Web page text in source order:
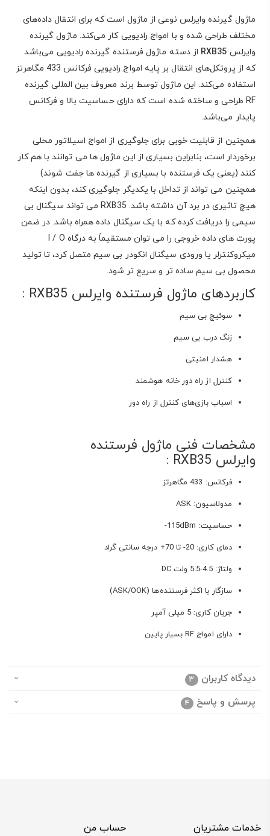
ماژول گیرنده وایرلس نوعی از ماژول است که برای انتقال داده‌های
مختلف طراحی شده و با امواج رادیویی کار می‌کند. ماژول گیرنده
وایرلس RXB35 از دسته ماژول فرستنده گیرنده رادیویی می‌باشد
که از پروتکل‌های انتقال بر پایه امواج رادیویی فرکانس 433 مگاهرتز
استفاده می‌کند. این ماژول توسط برند معروف بین المللی گیرنده
RF طراحی و ساخته شده است که دارای حساسیت بالا و فرکانس
پایدار می‌باشد.
همچنین از قابلیت خوبی برای جلوگیری از امواج اسیلاتور محلی
برخوردار است، بنابراین بسیاری از این ماژول ها می توانند با هم کار
کنند (یعنی یک فرستنده با بسیاری از گیرنده ها جفت شوند)
همچنین می تواند از تداخل با یکدیگر جلوگیری کند، بدون اینکه
هیچ تاثیری در برد آن داشته باشد. RXB35 می تواند سیگنال بی
سیمی را دریافت کرده که با یک سیگنال داده همراه باشد. در ضمن
پورت های داده خروجی را می توان مستقیماً به درگاه I / O
میکروکنترلر یا ورودی سیگنال انکودر بی سیم متصل کرد، تا تولید
محصول بی سیم ساده تر و سریع تر شود.
کاربردهای ماژول فرستنده وایرلس RXB35 :
سوئیچ بی سیم
زنگ درب بی سیم
هشدار امنیتی
کنترل از راه دور خانه هوشمند
اسباب بازی‌های کنترل از راه دور
مشخصات فنی ماژول فرستنده
وایرلس RXB35 :
فرکانس: 433 مگاهرتز
مدولاسیون: ASK
حساسیت: 115dBm-
دمای کاری: 20- تا 70+ درجه سانتی گراد
ولتاژ: 4.5-5.5 ولت DC
سازگار با اکثر فرستنده‌ها (ASK/OOK)
جریان کاری: 5 میلی آمپر
دارای امواج RF بسیار پایین
دیدگاه کاربران 3
پرسش و پاسخ 4
خدمات مشتریان حساب من